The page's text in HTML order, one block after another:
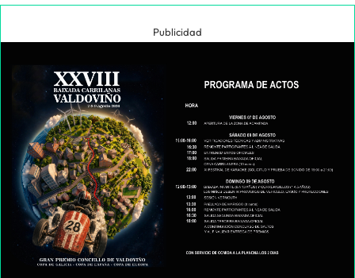
Publicidad